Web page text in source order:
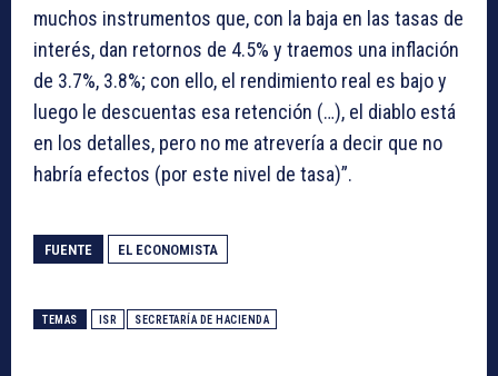
muchos instrumentos que, con la baja en las tasas de
interés, dan retornos de 4.5% y traemos una inflación
de 3.7%, 3.8%; con ello, el rendimiento real es bajo y
luego le descuentas esa retención (…), el diablo está
en los detalles, pero no me atrevería a decir que no
habría efectos (por este nivel de tasa)”.
FUENTE EL ECONOMISTA
TEMAS ISR SECRETARÍA DE HACIENDA